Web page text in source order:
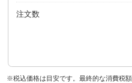
注文数
※税込価格は目安です。最終的な消費税